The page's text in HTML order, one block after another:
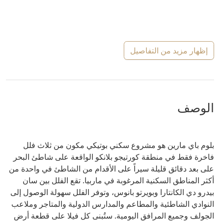
إظهار مزيد من التفاصيل
الوصف
بلوم باي مارين هو مشروع سكني بوتيكي مكون من ثلاث فلل
فاخرة فقط في منطقة كورتيجو بلانكو الواقعة على شاطئ البحر
على بعد دقائق قليلة سيراً على الأقدام من الشاطئ في واحدة من
أكثر المناطق السكنية المرغوبة في ماربيا. تقع الفلل بين سان
بيدرو دي الكانتارا وبويرتو بانوس، وتوفر الفلل سهولة الوصول إلى
النوادي الشاطئية والمطاعم والمدارس الدولية والمتاجر وملاعب
الجولف وجميع المرافق اليومية. ستُبنى كل فيلا على قطعة أرض